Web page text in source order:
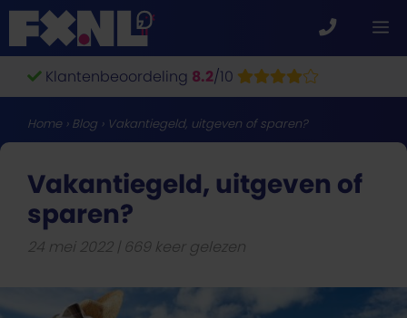
Ga
naar
de
inhoudKlantenbeoordeling 8.2/10
Home› Blog › Vakantiegeld, uitgeven of sparen?
Vakantiegeld, uitgeven of
sparen?
24 mei 2022 669 keer gelezen